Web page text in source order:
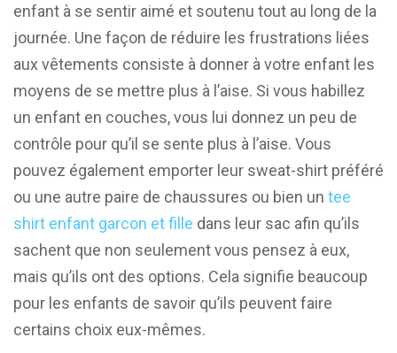
enfant à se sentir aimé et soutenu tout au long de la
journée. Une façon de réduire les frustrations liées
aux vêtements consiste à donner à votre enfant les
moyens de se mettre plus à l’aise. Si vous habillez
un enfant en couches, vous lui donnez un peu de
contrôle pour qu’il se sente plus à l’aise. Vous
pouvez également emporter leur sweat-shirt préféré
ou une autre paire de chaussures ou bien un tee
shirt enfant garcon et fille dans leur sac afin qu’ils
sachent que non seulement vous pensez à eux,
mais qu’ils ont des options. Cela signifie beaucoup
pour les enfants de savoir qu’ils peuvent faire
certains choix eux-mêmes.